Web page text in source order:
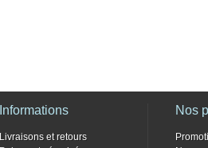
Informations
Livraisons et retours
Nos